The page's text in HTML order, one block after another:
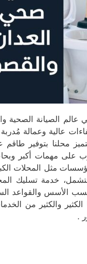
الصيانة الصحية
عالية وعمالة
يتميز محلنا بتوفير
على مهمات أكبر
مثل المحلات
لتشمل، خدمة تسليك
حسب الأسس والقواعد
والكثير من
.